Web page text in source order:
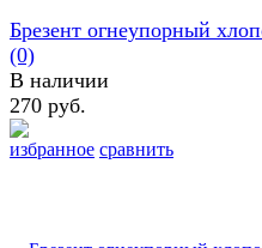
избранное сравнить
Брезент огнеупорный
(0)
В наличии
270 руб.